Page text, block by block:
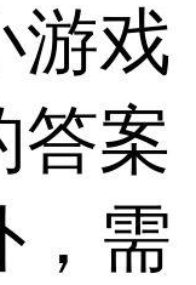
游戏
答案
，需